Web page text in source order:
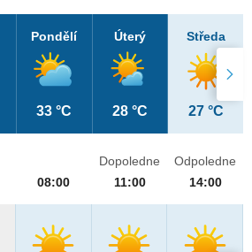
Pondělí
33 °C
Úterý
28 °C
Středa
27 °C
08:00
Dopoledne
11:00
Odpoledne
14:00